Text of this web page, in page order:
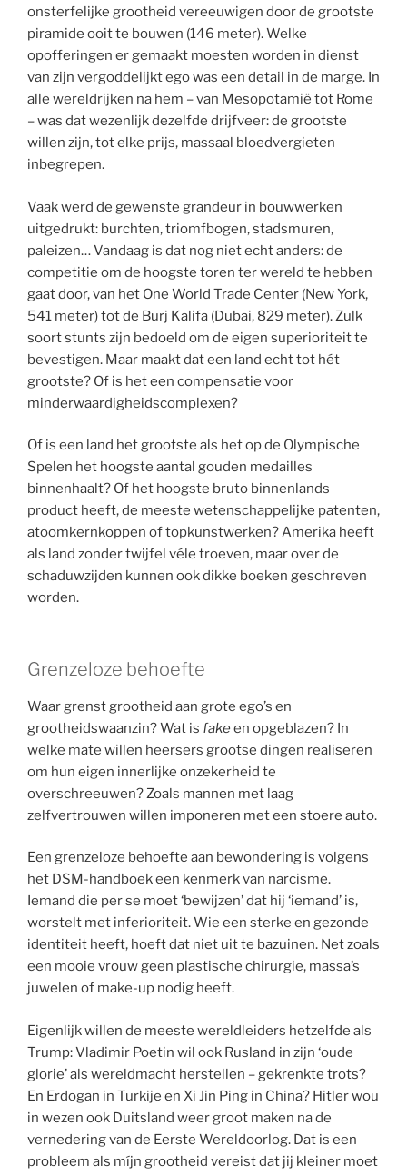
onsterfelijke grootheid vereeuwigen door de grootste
piramide ooit te bouwen (146 meter). Welke
opofferingen er gemaakt moesten worden in dienst
van zijn vergoddelijkt ego was een detail in de marge. In
alle wereldrijken na hem – van Mesopotamië tot Rome
– was dat wezenlijk dezelfde drijfveer: de grootste
willen zijn, tot elke prijs, massaal bloedvergieten
inbegrepen.
Vaak werd de gewenste grandeur in bouwwerken
uitgedrukt: burchten, triomfbogen, stadsmuren,
paleizen… Vandaag is dat nog niet echt anders: de
competitie om de hoogste toren ter wereld te hebben
gaat door, van het One World Trade Center (New York,
541 meter) tot de Burj Kalifa (Dubai, 829 meter). Zulk
soort stunts zijn bedoeld om de eigen superioriteit te
bevestigen. Maar maakt dat een land echt tot hét
grootste? Of is het een compensatie voor
minderwaardigheidscomplexen?
Of is een land het grootste als het op de Olympische
Spelen het hoogste aantal gouden medailles
binnenhaalt? Of het hoogste bruto binnenlands
product heeft, de meeste wetenschappelijke patenten,
atoomkernkoppen of topkunstwerken? Amerika heeft
als land zonder twijfel véle troeven, maar over de
schaduwzijden kunnen ook dikke boeken geschreven
worden.
Grenzeloze behoefte
Waar grenst grootheid aan grote ego’s en
grootheidswaanzin? Wat is fakeen opgeblazen? In
welke mate willen heersers grootse dingen realiseren
om hun eigen innerlijke onzekerheid te
overschreeuwen? Zoals mannen met laag
zelfvertrouwen willen imponeren met een stoere auto.
Een grenzeloze behoefte aan bewondering is volgens
het DSM-handboek een kenmerk van narcisme.
Iemand die per se moet ‘bewijzen’ dat hij ‘iemand’ is,
worstelt met inferioriteit. Wie een sterke en gezonde
identiteit heeft, hoeft dat niet uit te bazuinen. Net zoals
een mooie vrouw geen plastische chirurgie, massa’s
juwelen of make-up nodig heeft.
Eigenlijk willen de meeste wereldleiders hetzelfde als
Trump: Vladimir Poetin wil ook Rusland in zijn ‘oude
glorie’ als wereldmacht herstellen – gekrenkte trots?
En Erdogan in Turkije en Xi Jin Ping in China? Hitler wou
in wezen ook Duitsland weer groot maken na de
vernedering van de Eerste Wereldoorlog. Dat is een
probleem als míjn grootheid vereist dat jij kleiner moet